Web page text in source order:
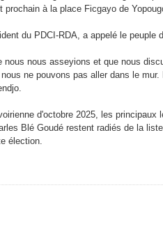
à la place Ficgayo de
du PDCI-RDA, a appelé le peuple
nous asseyions et que nous
ne pouvons pas aller dans le
d'octobre 2025, les principaux
Blé Goudé restent radiés de la
élection.